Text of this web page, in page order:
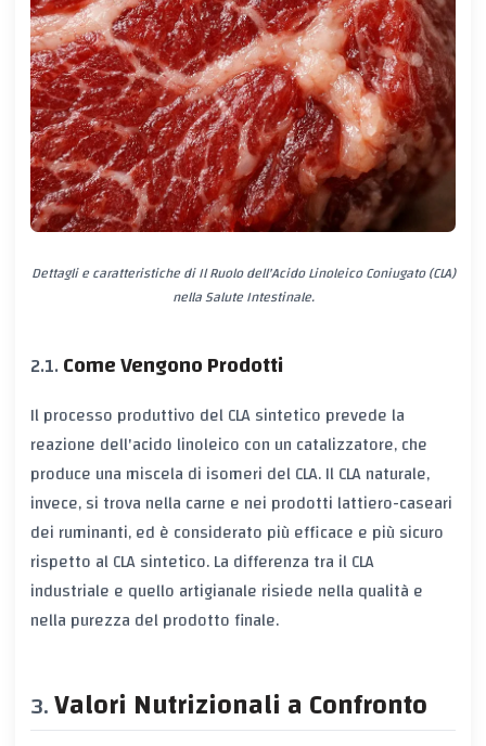
Dettagli e caratteristiche di Il Ruolo dell'Acido Linoleico Coniugato (CLA)
nella Salute Intestinale.
Come Vengono Prodotti
Il processo produttivo del CLA sintetico prevede la
reazione dell'acido linoleico con un catalizzatore, che
produce una miscela di isomeri del CLA. Il CLA naturale,
invece, si trova nella carne e nei prodotti lattiero-caseari
dei ruminanti, ed è considerato più efficace e più sicuro
rispetto al CLA sintetico. La differenza tra il CLA
industriale e quello artigianale risiede nella qualità e
nella purezza del prodotto finale.
Valori Nutrizionali a Confronto